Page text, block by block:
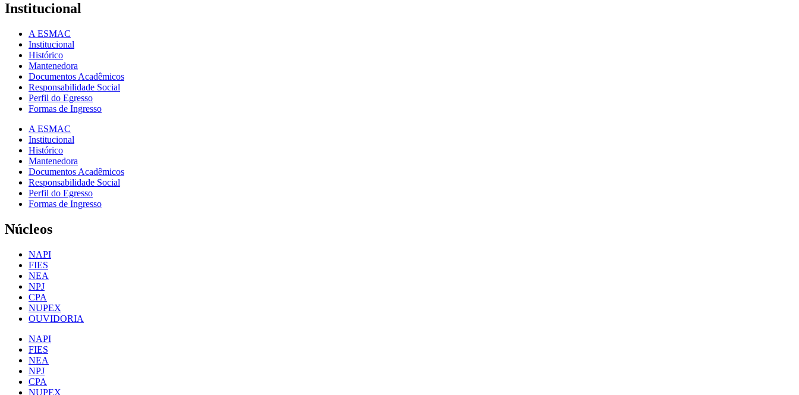
Institucional
A ESMAC
Institucional
Histórico
Mantenedora
Documentos Acadêmicos
Responsabilidade Social
Perfil do Egresso
Formas de Ingresso
A ESMAC
Institucional
Histórico
Mantenedora
Documentos Acadêmicos
Responsabilidade Social
Perfil do Egresso
Formas de Ingresso
Núcleos
NAPI
FIES
NEA
NPJ
CPA
NUPEX
OUVIDORIA
NAPI
FIES
NEA
NPJ
CPA
NUPEX